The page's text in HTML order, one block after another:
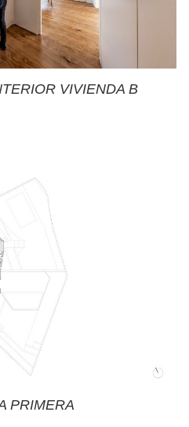
VIVIENDA B
PRIMERA